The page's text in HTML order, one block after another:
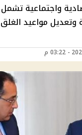
واجتماعية تشمل
وتعديل مواعيد